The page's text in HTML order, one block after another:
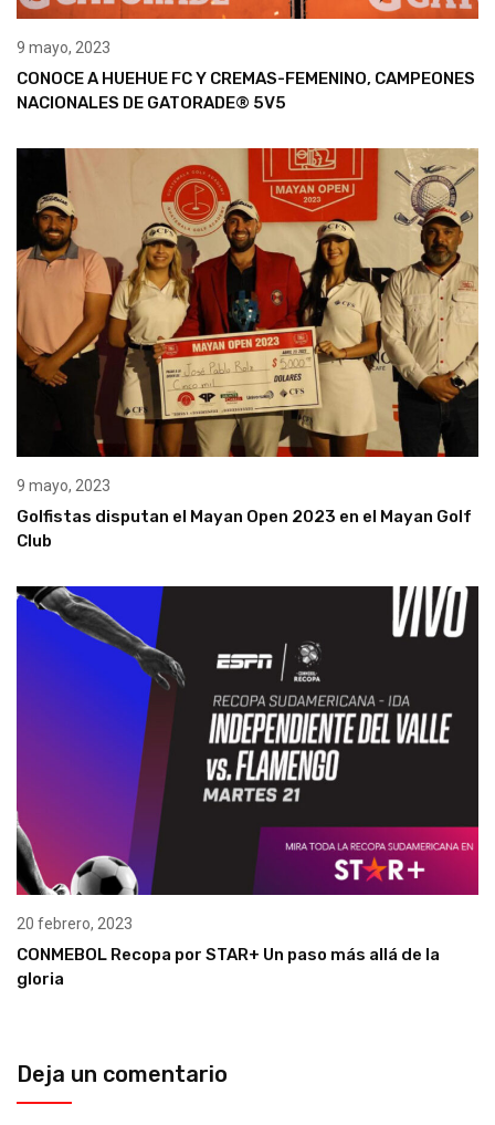
9 mayo, 2023
CONOCE A HUEHUE FC Y CREMAS-FEMENINO, CAMPEONES
NACIONALES DE GATORADE® 5V5
9 mayo, 2023
Golfistas disputan el Mayan Open 2023 en el Mayan Golf
Club
20 febrero, 2023
CONMEBOL Recopa por STAR+ Un paso más allá de la
gloria
Deja un comentario